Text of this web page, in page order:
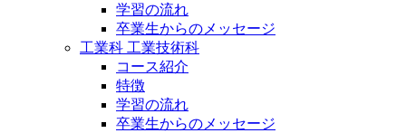
学習の流れ
卒業生からのメッセージ
工業科 工業技術科
コース紹介
特徴
学習の流れ
卒業生からのメッセージ